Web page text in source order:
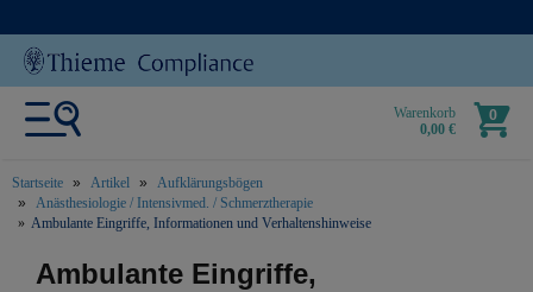
Warenkorb
0,00 €
0
Startseite Artikel
Aufklärungsbögen
Anästhesiologie / Intensivmed. / Schmerztherapie
Ambulante Eingriffe, Informationen und Verhaltenshinweise
text.skipToContent
text.skipToNavigation
Ambulante Eingriffe,